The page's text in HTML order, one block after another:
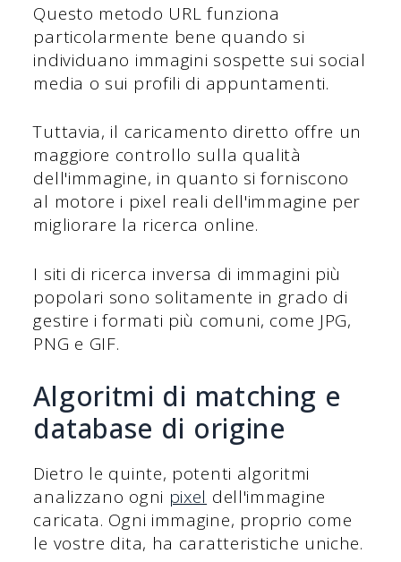
Questo metodo URL funziona
particolarmente bene quando si
individuano immagini sospette sui social
media o sui profili di appuntamenti.
Tuttavia, il caricamento diretto offre un
maggiore controllo sulla qualità
dell'immagine, in quanto si forniscono
al motore i pixel reali dell'immagine per
migliorare la ricerca online.
I siti di ricerca inversa di immagini più
popolari sono solitamente in grado di
gestire i formati più comuni, come JPG,
PNG e GIF.
Algoritmi di matching e
database di origine
Dietro le quinte, potenti algoritmi
analizzano ogni pixel dell'immagine
caricata. Ogni immagine, proprio come
le vostre dita, ha caratteristiche uniche.